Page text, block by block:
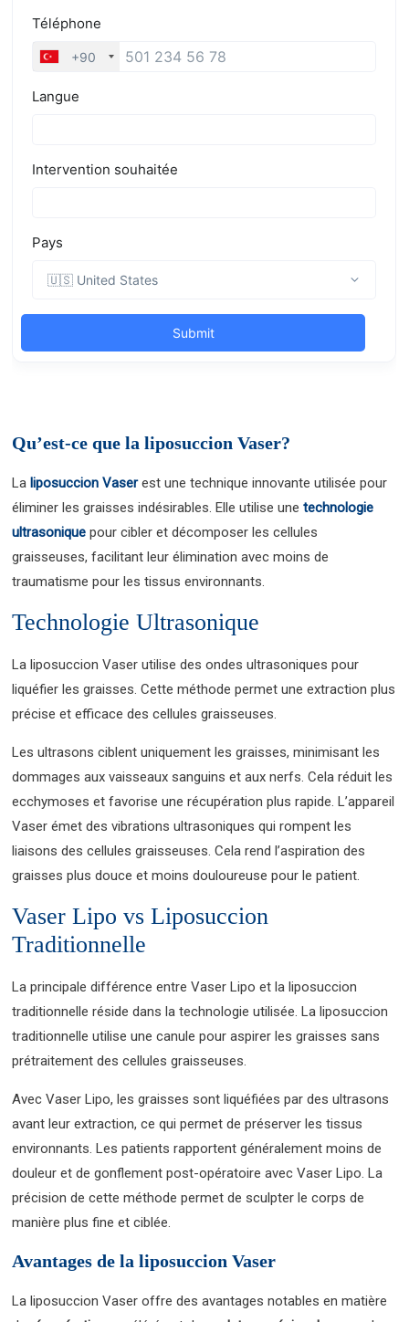
Qu’est-ce que la liposuccion Vaser?
Laliposuccion Vaserest une technique innovante utilisée pour
éliminer les graisses indésirables. Elle utilise unetechnologie
ultrasonique pour cibler et décomposer les cellules
graisseuses, facilitant leur élimination avec moins de
traumatisme pour les tissus environnants.
Technologie Ultrasonique
La liposuccion Vaser utilise des ondes ultrasoniques pour
liquéfier les graisses. Cette méthode permet une extraction plus
précise et efficace des cellules graisseuses.
Les ultrasons ciblent uniquement les graisses, minimisant les
dommages aux vaisseaux sanguins et aux nerfs. Cela réduit les
ecchymoses et favorise une récupération plus rapide. L’appareil
Vaser émet des vibrations ultrasoniques qui rompent les
liaisons des cellules graisseuses. Cela rend l’aspiration des
graisses plus douce et moins douloureuse pour le patient.
Vaser Lipo vs Liposuccion
Traditionnelle
La principale différence entre Vaser Lipo et la liposuccion
traditionnelle réside dans la technologie utilisée. La liposuccion
traditionnelle utilise une canule pour aspirer les graisses sans
prétraitement des cellules graisseuses.
Avec Vaser Lipo, les graisses sont liquéfiées par des ultrasons
avant leur extraction, ce qui permet de préserver les tissus
environnants. Les patients rapportent généralement moins de
douleur et de gonflement post-opératoire avec Vaser Lipo. La
précision de cette méthode permet de sculpter le corps de
manière plus fine et ciblée.
Avantages de la liposuccion Vaser
La liposuccion Vaser offre des avantages notables en matière